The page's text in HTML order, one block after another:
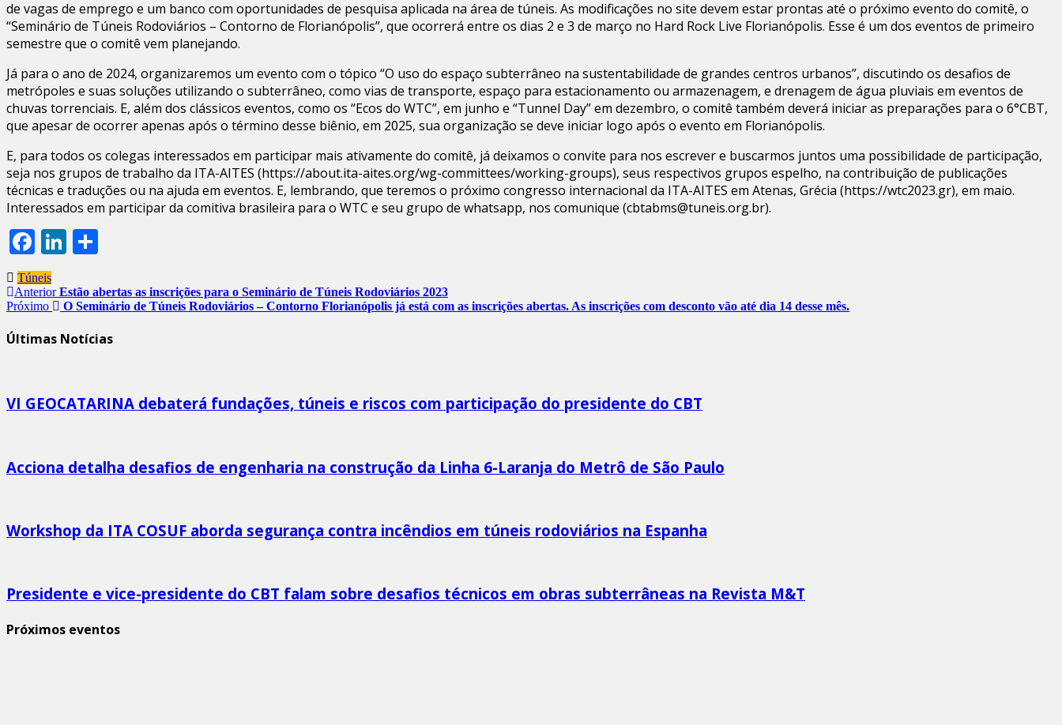
de vagas de emprego e um banco com oportunidades de pesquisa aplicada na área de túneis. As modificações no site devem estar prontas até o próximo evento do comitê, o
“Seminário de Túneis Rodoviários – Contorno de Florianópolis”, que ocorrerá entre os dias 2 e 3 de março no Hard Rock Live Florianópolis. Esse é um dos eventos de primeiro
semestre que o comitê vem planejando.
Já para o ano de 2024, organizaremos um evento com o tópico “O uso do espaço subterrâneo na sustentabilidade de grandes centros urbanos”, discutindo os desafios de
metrópoles e suas soluções utilizando o subterrâneo, como vias de transporte, espaço para estacionamento ou armazenagem, e drenagem de água pluviais em eventos de
chuvas torrenciais. E, além dos clássicos eventos, como os “Ecos do WTC”, em junho e “Tunnel Day” em dezembro, o comitê também deverá iniciar as preparações para o 6°CBT,
que apesar de ocorrer apenas após o término desse biênio, em 2025, sua organização se deve iniciar logo após o evento em Florianópolis.
E, para todos os colegas interessados em participar mais ativamente do comitê, já deixamos o convite para nos escrever e buscarmos juntos uma possibilidade de participação,
seja nos grupos de trabalho da ITA-AITES (https://about.ita-aites.org/wg-committees/working-groups), seus respectivos grupos espelho, na contribuição de publicações
técnicas e traduções ou na ajuda em eventos. E, lembrando, que teremos o próximo congresso internacional da ITA-AITES em Atenas, Grécia (https://wtc2023.gr), em maio.
Interessados em participar da comitiva brasileira para o WTC e seu grupo de whatsapp, nos comunique (cbtabms@tuneis.org.br).
Facebook
LinkedIn
Túneis
AnteriorEstão abertas as inscrições para o Seminário de Túneis Rodoviários 2023
Próximo
O Seminário de Túneis Rodoviários – Contorno Florianópolis já está com as inscrições abertas. As inscrições com desconto vão até dia 14 desse mês.
Últimas Notícias
VI GEOCATARINA debaterá fundações, túneis e riscos com participação do presidente do CBT
Acciona detalha desafios de engenharia na construção da Linha 6-Laranja do Metrô de São Paulo
Workshop da ITA COSUF aborda segurança contra incêndios em túneis rodoviários na Espanha
Presidente e vice-presidente do CBT falam sobre desafios técnicos em obras subterrâneas na Revista M&T
Próximos eventos